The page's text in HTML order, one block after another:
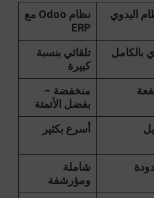
اليدوي
نظام Odoo مع
ERP
بالكامل
تلقائي بنسبة
كبيرة
منخفضة –
بفضل الأتمتة
أسرع بكثير
شاملة
ومؤرشفة